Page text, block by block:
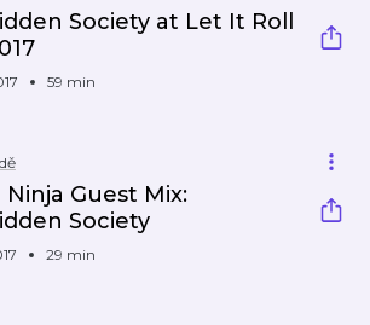
Society at Let It Roll
59 min
Ninja Guest Mix:
Society
29 min